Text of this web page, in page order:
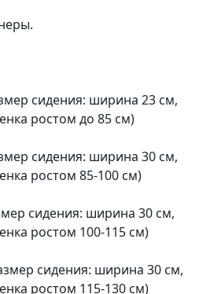
сидения: ширина 23 см,
ростом до 85 см)
сидения: ширина 30 см,
ростом 85-100 см)
сидения: ширина 30 см,
ростом 100-115 см)
сидения: ширина 30 см,
ростом 115-130 см)